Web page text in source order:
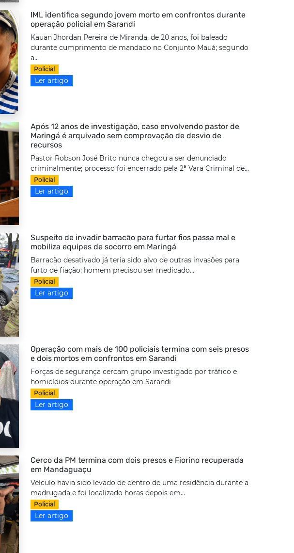
IML identifica segundo jovem morto em confrontos durante
operação policial em Sarandi
Kauan Jhordan Pereira de Miranda, de 20 anos, foi baleado
durante cumprimento de mandado no Conjunto Mauá; segundo
a...
Policial
Ler artigo
Após 12 anos de investigação, caso envolvendo pastor de
Maringá é arquivado sem comprovação de desvio de
recursos
Pastor Robson José Brito nunca chegou a ser denunciado
criminalmente; processo foi encerrado pela 2ª Vara Criminal de...
Policial
Ler artigo
Suspeito de invadir barracão para furtar fios passa mal e
mobiliza equipes de socorro em Maringá
Barracão desativado já teria sido alvo de outras invasões para
furto de fiação; homem precisou ser medicado...
Policial
Ler artigo
Operação com mais de 100 policiais termina com seis presos
e dois mortos em confrontos em Sarandi
Forças de segurança cercam grupo investigado por tráfico e
homicídios durante operação em Sarandi
Policial
Ler artigo
Cerco da PM termina com dois presos e Fiorino recuperada
em Mandaguaçu
Veículo havia sido levado de dentro de uma residência durante a
madrugada e foi localizado horas depois em...
Policial
Ler artigo